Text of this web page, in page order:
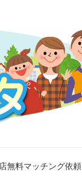
無料マッチング依頼